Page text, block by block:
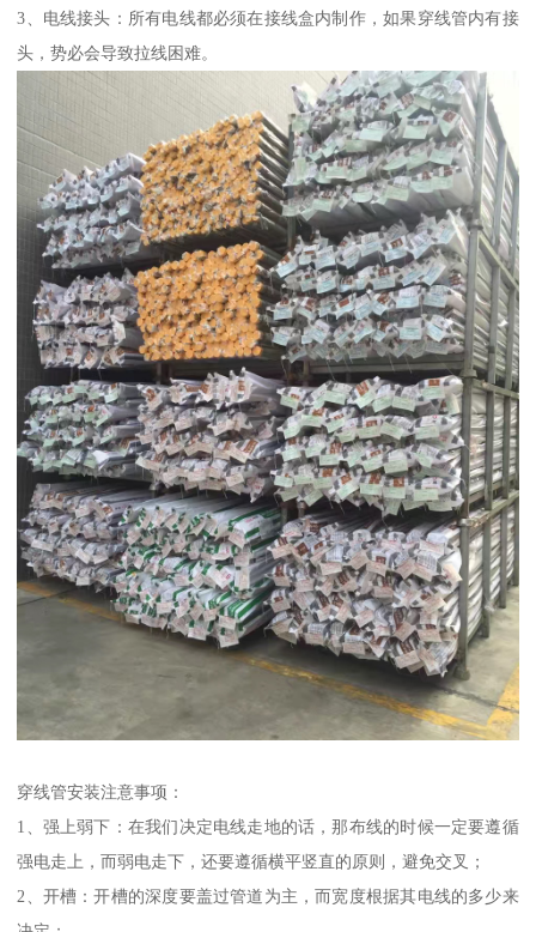
3、电线接头：所有电线都必须在接线盒内制作，如果穿线管内有接
头，势必会导致拉线困难。
穿线管安装注意事项：
1、强上弱下：在我们决定电线走地的话，那布线的时候一定要遵循
强电走上，而弱电走下，还要遵循横平竖直的原则，避免交叉；
2、开槽：开槽的深度要盖过管道为主，而宽度根据其电线的多少来